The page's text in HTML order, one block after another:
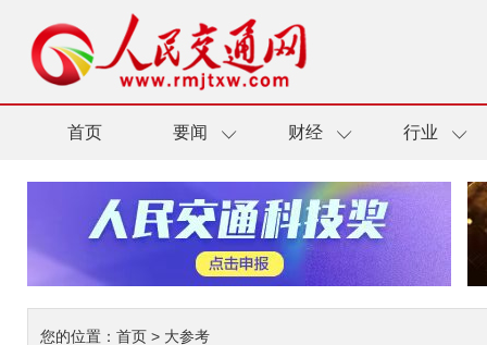
首页 要闻 财经 行业
您的位置： 首页 > 大参考